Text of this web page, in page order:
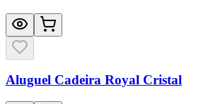
Aluguel Cadeira Royal Cristal